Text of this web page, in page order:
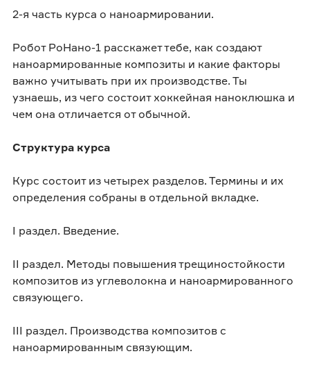
2-я часть курса о наноармировании.
Робот РоНано-1 расскажет тебе, как создают
наноармированные композиты и какие факторы
важно учитывать при их производстве. Ты
узнаешь, из чего состоит хоккейная наноклюшка и
чем она отличается от обычной.
Структура курса
Курс состоит из четырех разделов. Термины и их
определения собраны в отдельной вкладке.
I раздел. Введение.
II раздел. Методы повышения трещиностойкости
композитов из углеволокна и наноармированного
связующего.
III раздел. Производства композитов с
наноармированным связующим.